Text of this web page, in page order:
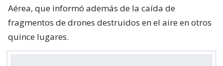
Aérea, que informó además de la caída de
fragmentos de drones destruidos en el aire en otros
quince lugares.